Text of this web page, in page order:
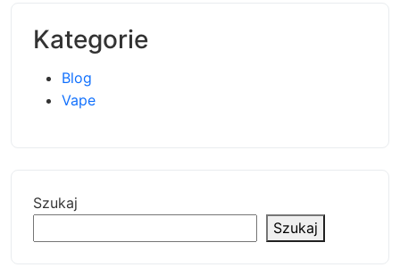
Kategorie
Blog
Vape
Szukaj
Szukaj